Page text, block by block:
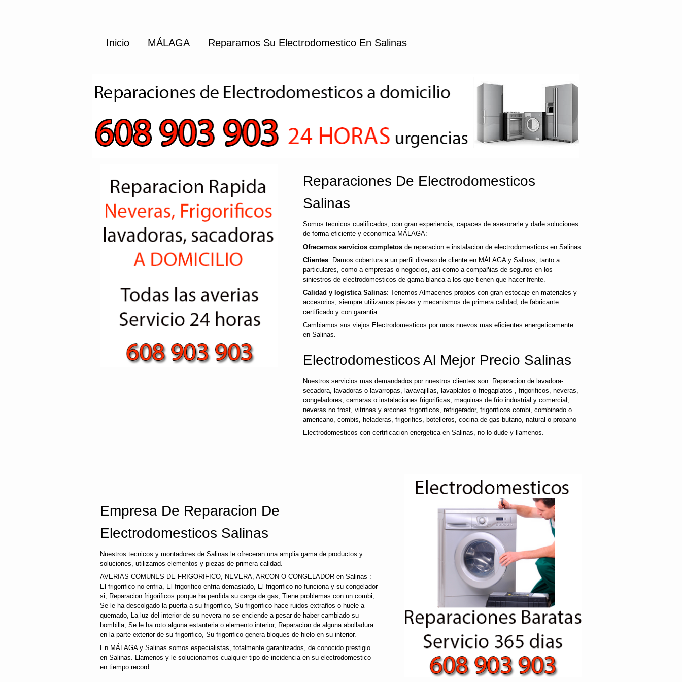
Inicio MÁLAGA Reparamos Su Electrodomestico En Salinas
Reparaciones De Electrodomesticos
Salinas
Somos tecnicos cualificados, con gran experiencia, capaces de asesorarle y darle soluciones
de forma eficiente y economica MÁLAGA:
Ofrecemos servicios completos de reparacion e instalacion de electrodomesticos en Salinas
Clientes: Damos cobertura a un perfil diverso de cliente en MÁLAGA y Salinas, tanto a
particulares, como a empresas o negocios, asi como a compañias de seguros en los
siniestros de electrodomesticos de gama blanca a los que tienen que hacer frente.
Calidad y logistica Salinas: Tenemos Almacenes propios con gran estocaje en materiales y
accesorios, siempre utilizamos piezas y mecanismos de primera calidad, de fabricante
certificado y con garantia.
Cambiamos sus viejos Electrodomesticos por unos nuevos mas eficientes energeticamente
en Salinas.
Electrodomesticos Al Mejor Precio Salinas
Nuestros servicios mas demandados por nuestros clientes son: Reparacion de lavadora-
secadora, lavadoras o lavarropas, lavavajillas, lavaplatos o friegaplatos , frigorificos, neveras,
congeladores, camaras o instalaciones frigorificas, maquinas de frio industrial y comercial,
neveras no frost, vitrinas y arcones frigorificos, refrigerador, frigorificos combi, combinado o
americano, combis, heladeras, frigorifics, botelleros, cocina de gas butano, natural o propano
Electrodomesticos con certificacion energetica en Salinas, no lo dude y llamenos.
Empresa De Reparacion De
Electrodomesticos Salinas
Nuestros tecnicos y montadores de Salinas le ofreceran una amplia gama de productos y
soluciones, utilizamos elementos y piezas de primera calidad.
AVERIAS COMUNES DE FRIGORIFICO, NEVERA, ARCON O CONGELADOR en Salinas :
El frigorifico no enfria, El frigorifico enfria demasiado, El frigorifico no funciona y su congelador
si, Reparacion frigorificos porque ha perdida su carga de gas, Tiene problemas con un combi,
Se le ha descolgado la puerta a su frigorifico, Su frigorifico hace ruidos extraños o huele a
quemado, La luz del interior de su nevera no se enciende a pesar de haber cambiado su
bombilla, Se le ha roto alguna estanteria o elemento interior, Reparacion de alguna abolladura
en la parte exterior de su frigorifico, Su frigorifico genera bloques de hielo en su interior.
En MÁLAGA y Salinas somos especialistas, totalmente garantizados, de conocido prestigio
en Salinas. Llamenos y le solucionamos cualquier tipo de incidencia en su electrodomestico
en tiempo record